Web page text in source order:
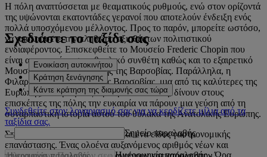
Η πόλη αναπτύσσεται με θεαματικούς ρυθμούς, ενώ στον ορίζοντά
της υψώνονται εκατοντάδες γερανοί που αποτελούν ένδειξη ενός
πολλά υποσχόμενου μέλλοντος. Προς το παρόν, μπορείτε ωστόσο,
να απολαύσετε την πληθώρα αξιοθέατων πολιτιστικού
ενδιαφέροντος. Επισκεφθείτε το Μουσείο Frederic Chopin που
είναι αφιερωμένο στον θρυλικό συνθέτη καθώς και το εξαιρετικό
Μουσείο Μοντέρνας Τέχνης της Βαρσοβίας. Παράλληλα, η
Φιλαρμονική Ορχήστρα της Βαρσοβίας, μια από τις καλύτερες της
Ευρώπης, και η ατμοσφαιρική Παλιά Πόλη, δίνουν στους
επισκέπτες της πόλης την ευκαιρία να πάρουν μια γεύση από τη
συναρπαστική ιστορία αυτού του θύλακα της Ανατολικής Ευρώπης.
Στη Βαρσοβία επίσης συντελείται ένα είδος γαστρονομικής
επανάστασης. Ένας ολοένα αυξανόμενος αριθμός νέων και
Σχεδιάστε το ταξίδι σας
Ενοικίαση αυτοκινήτου
Κράτηση ξενάγησης
Κάντε κράτηση της διαμονής σας τώρα
Συνδεθείτε στον λογαριασμό σας για να κερδίζετε μίλια από τα
ταξίδια σας.
Σημείο παραλαβής
Ημερομηνία παραλαβής - Ώρα